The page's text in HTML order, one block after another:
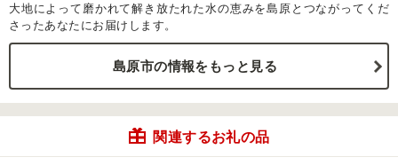
大地によって磨かれて解き放たれた水の恵みを島原とつながってくだ
さったあなたにお届けします。
島原市の情報をもっと見る
関連するお礼の品